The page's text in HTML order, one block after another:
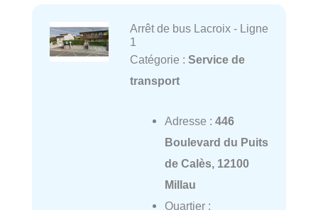
Arrêt de bus Lacroix - Ligne
1
Catégorie : Service de
transport
Adresse : 446
Boulevard du Puits
de Calès, 12100
Millau
Quartier :